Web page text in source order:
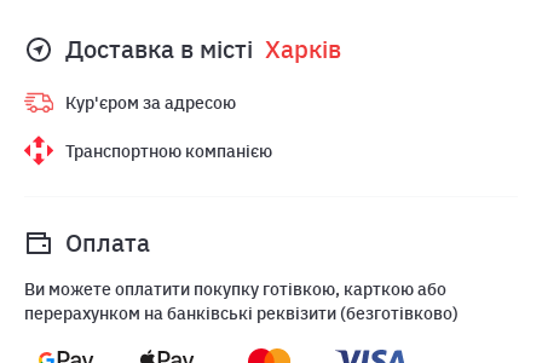
Доставка в місті Харкiв
Кур'єром за адресою
Транспортною компанією
Оплата
Ви можете оплатити покупку готівкою, карткою або
перерахунком на банківські реквізити (безготівково)